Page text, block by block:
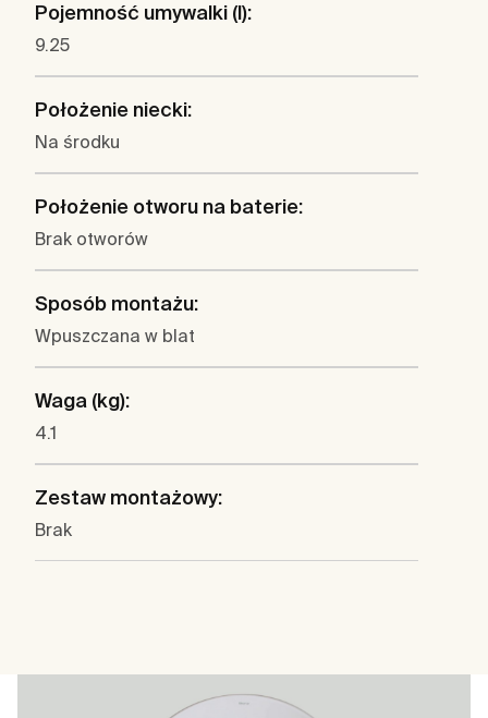
Pojemność umywalki (l):
9.25
Położenie niecki:
Na środku
Położenie otworu na baterie:
Brak otworów
Sposób montażu:
Wpuszczana w blat
Waga (kg):
4.1
Zestaw montażowy:
Brak